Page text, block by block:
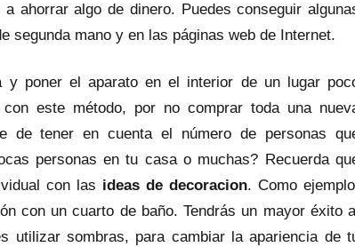
ahorrar algo de dinero. Puedes conseguir
segunda mano y en las páginas web de Internet.
poner el aparato en el interior de un lugar
este método, por no comprar toda una
de tener en cuenta el número de personas
personas en tu casa o muchas? Recuerda
con las ideas de decoracion. Como
con un cuarto de baño. Tendrás un mayor éxito
utilizar sombras, para cambiar la apariencia de